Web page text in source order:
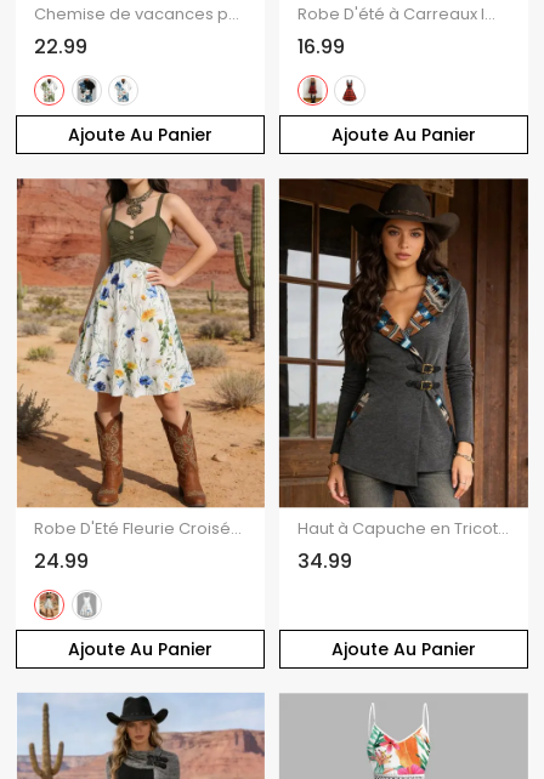
Ajoute Au Panier
Chemise de vacances pour homme à imprimé floral d'hibiscus aquarelle, boutonnée
22.99
Ajoute Au Panier
Robe D'été à Carreaux Imprimé à Bretelles Spaghetti à Lacets sans Manches
16.99
Ajoute Au Panier
Robe D'Eté Fleurie Croisée Imprimée à Bretelle Fine avec Bouton
24.99
Ajoute Au Panier
Haut à Capuche en Tricot Imprimé Jointif Tribal avec Boucle à Manches Longues
34.99